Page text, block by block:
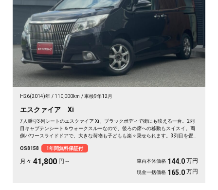
H26(2014)年 110,000km 車検9年12月
エスクァイア Xi
7人乗り3列シートのエスクァイア Xi、ブラックボディで街にも映える一台。2列
目キャプテンシート＆ウォークスルーなので、後ろの席への移動もスイスイ。両
側パワースライドドアで、大きな荷物も子どもも楽々乗せられます。3列目を畳
ンETCで週末の遠出も快適そのもの。仲間との旅行にも送迎にも頼れる相棒です
🚗✨💺🙌。安心の《1年保証付》でお渡しします😊
OS8158 1年間無料保証付
月々 41,800 円～ 車両本体価格 144.0 万円
現金一括価格 165.0 万円